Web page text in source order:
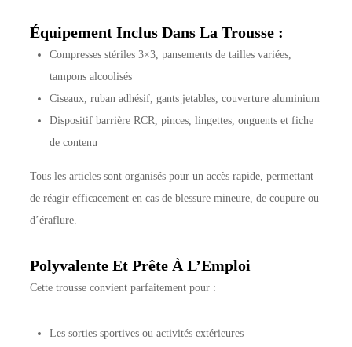
Équipement Inclus Dans La Trousse :
Compresses stériles 3×3, pansements de tailles variées,
tampons alcoolisés
Ciseaux, ruban adhésif, gants jetables, couverture aluminium
Dispositif barrière RCR, pinces, lingettes, onguents et fiche
de contenu
Tous les articles sont organisés pour un accès rapide, permettant
de réagir efficacement en cas de blessure mineure, de coupure ou
d’éraflure.
Polyvalente Et Prête À L’Emploi
Cette trousse convient parfaitement pour :
Les sorties sportives ou activités extérieures